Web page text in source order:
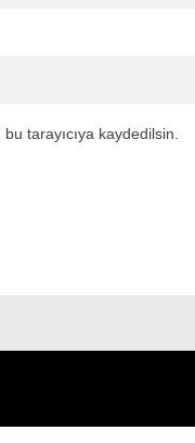
tarayıcıya kaydedilsin.